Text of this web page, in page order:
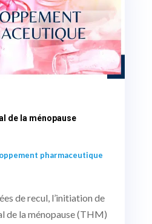
de la ménopause
pharmaceutique
de recul, l’initiation de
de la ménopause (THM)